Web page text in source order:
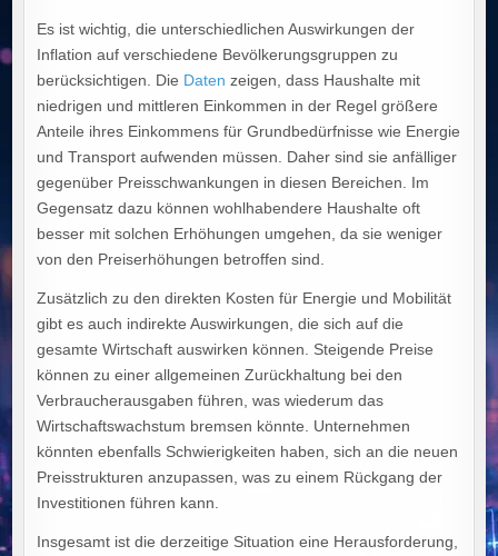
Es ist wichtig, die unterschiedlichen Auswirkungen der
Inflation auf verschiedene Bevölkerungsgruppen zu
berücksichtigen. Die Daten zeigen, dass Haushalte mit
niedrigen und mittleren Einkommen in der Regel größere
Anteile ihres Einkommens für Grundbedürfnisse wie Energie
und Transport aufwenden müssen. Daher sind sie anfälliger
gegenüber Preisschwankungen in diesen Bereichen. Im
Gegensatz dazu können wohlhabendere Haushalte oft
besser mit solchen Erhöhungen umgehen, da sie weniger
von den Preiserhöhungen betroffen sind.
Zusätzlich zu den direkten Kosten für Energie und Mobilität
gibt es auch indirekte Auswirkungen, die sich auf die
gesamte Wirtschaft auswirken können. Steigende Preise
können zu einer allgemeinen Zurückhaltung bei den
Verbraucherausgaben führen, was wiederum das
Wirtschaftswachstum bremsen könnte. Unternehmen
könnten ebenfalls Schwierigkeiten haben, sich an die neuen
Preisstrukturen anzupassen, was zu einem Rückgang der
Investitionen führen kann.
Insgesamt ist die derzeitige Situation eine Herausforderung,